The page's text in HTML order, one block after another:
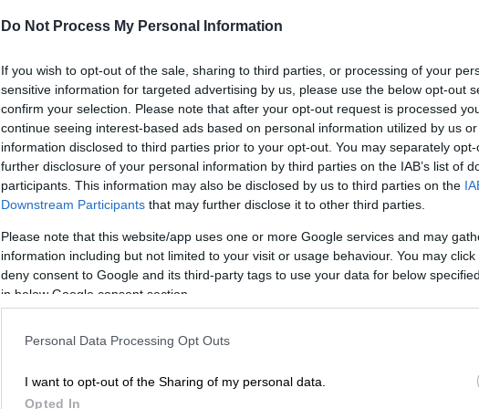
Do Not Process My Personal Information
If you wish to opt-out of the sale, sharing to third parties, or processing of your
sensitive information for targeted advertising by us, please use the below opt-out
confirm your selection. Please note that after your opt-out request is processed
continue seeing interest-based ads based on personal information utilized by us
information disclosed to third parties prior to your opt-out. You may separately
further disclosure of your personal information by third parties on the IAB’s list of
participants. This information may also be disclosed by us to third parties on the
Downstream Participants that may further disclose it to other third parties.
Please note that this website/app uses one or more Google services and may
information including but not limited to your visit or usage behaviour. You may
deny consent to Google and its third-party tags to use your data for below
in below Google consent section.
Personal Data Processing Opt Outs
I want to opt-out of the Sharing of my personal data.
Opted In
Η Ελισάβετ Κωνσταντινίδου
της κέντρισε το ενδιαφέρον στο να
πει το «ναι» για τον ρόλο της
Ηγουμένης Μαρίας
Θέατρο|26.11.2023 14:04
Λάκης Λαζόπουλος: Επιστρέφει
στο θέατρο με την κωμωδία «Οταν
πέθανα» - Σε ρόλο εκπληξη ο
Διονύσης Ατζαράκης
Γέλιο, μ' ένα σκοτάδι που έγινε φως,
ίντριγκες, πάθη και δύο διαφορετικές
πλευρές του ίδιου ανθρώπου ζητούν
μια δεύτερη ευκαιρία για ζωή